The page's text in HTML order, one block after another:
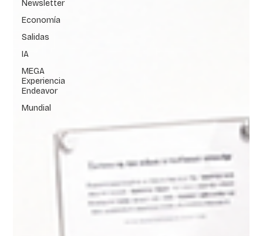
Newsletter
Economía
Salidas
IA
MEGA
Experiencia
Endeavor
Mundial